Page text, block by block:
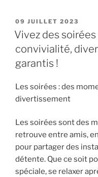
PUBLIÉ
LE
09 JUILLET 2023
Vivez des
convivialité,
garantis !
Les soirées : des
divertissement
Les soirées sont des
retrouve entre amis,
pour partager des
détente. Que ce soit
spéciale, se relaxer